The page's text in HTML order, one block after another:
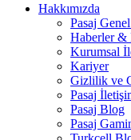
Hakkımızda
Pasaj
Haberler &
Kurumsal
Kariyer
Gizlilik ve
Pasaj
Pasaj Blog
Pasaj